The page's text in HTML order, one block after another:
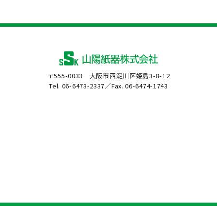
〒555-0033 大阪市西淀川区姫島3-8-12
Tel. 06-6473-2337／Fax. 06-6474-1743